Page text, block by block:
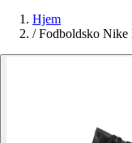
Hjem
/ Fodboldsko Nike